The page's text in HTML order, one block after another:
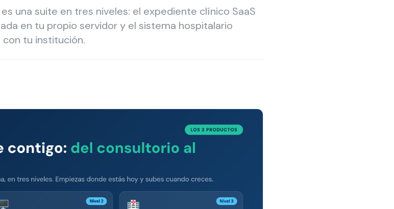
una suite en tres niveles: el expediente clínico SaaS
en tu propio servidor y el sistema hospitalario
con tu institución.